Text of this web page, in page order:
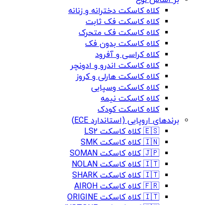
کلاه کاسکت دخترانه و زنانه
کلاه کاسکت فک ثابت
کلاه کاسکت فک متحرک
کلاه کاسکت بدون فک
کلاه کراسی و آفرود
کلاه کاسکت اندرو و ادونچر
کلاه کاسکت هارلی و کروز
کلاه کاسکت وسپایی
کلاه کاسکت نیمه
کلاه کاسکت کودک
برندهای اروپایی (استاندارد ECE)
🇪🇸 کلاه کاسکت LS2
🇮🇳 کلاه کاسکت SMK
🇯🇵 کلاه کاسکت SOMAN
🇮🇹 کلاه کاسکت NOLAN
🇮🇹 کلاه کاسکت SHARK
🇫🇷 کلاه کاسکت AIROH
🇮🇹 کلاه کاسکت ORIGINE